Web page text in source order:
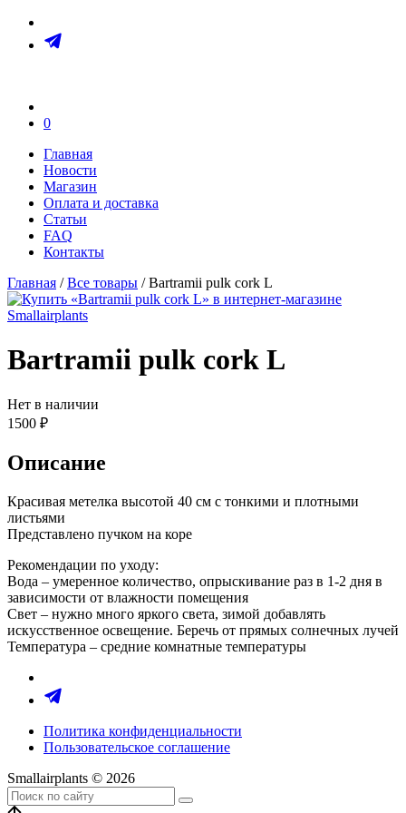
0
Главная
Новости
Магазин
Оплата и доставка
Статьи
FAQ
Контакты
Главная /Все товары / Bartramii pulk cork L
Bartramii pulk cork L
Нет в наличии
1500 ₽
Описание
Красивая метелка высотой 40 см с тонкими и плотными
листьями
Представлено пучком на коре
Рекомендации по уходу:
Вода – умеренное количество, опрыскивание раз в 1-2 дня в
зависимости от влажности помещения
Свет – нужно много яркого света, зимой добавлять
искусственное освещение. Беречь от прямых солнечных лучей
Температура – средние комнатные температуры
Политика конфиденциальности
Пользовательское соглашение
Smallairplants © 2026